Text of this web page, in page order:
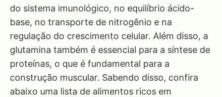
do sistema imunológico, no equilíbrio ácido-
base, no transporte de nitrogênio e na
regulação do crescimento celular. Além disso, a
glutamina também é essencial para a síntese de
proteínas, o que é fundamental para a
construção muscular. Sabendo disso, confira
abaixo uma lista de alimentos ricos em